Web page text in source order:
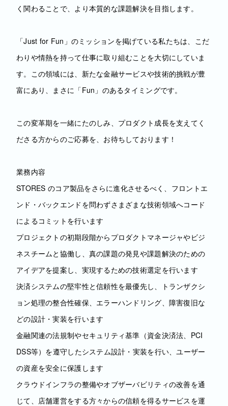
く関わることで、より本質的な課題解決を目指します。
「Just for Fun」のミッションを掲げている私たちは、こだ
わりや情熱を持って仕事に取り組むことを大切にしていま
す。この領域には、新たな金融サービスや技術的挑戦が豊
富にあり、まさに「Fun」のあるタイミングです。
この変革期を一緒にたのしみ、プロダクト成長を支えてく
ださる方からのご応募を、お待ちしております！
業務内容
STORES のコア製品をさらに進化させるべく、フロントエ
ンド・バックエンドを問わずさまざまな技術領域へコード
によるコミットを行います
プロジェクトの初期段階からプロダクトマネージャやビジ
ネスチームと協働し、真の課題の発見や課題解決のための
アイデアを提案し、実現するための技術選定を行います
決済システムの堅牢性と信頼性を最優先し、トランザクシ
ョン処理の整合性確保、エラーハンドリング、障害復旧な
どの設計・実装を行います
金融関連の法規制やセキュリティ基準（資金決済法、PCI
DSS等）を遵守したシステム設計・実装を行い、ユーザー
の資産を安全に保護します
クラウドインフラの整備やオブザーバビリティの改善を通
じて、店舗運営をする方々からの信頼を得るサービスを運